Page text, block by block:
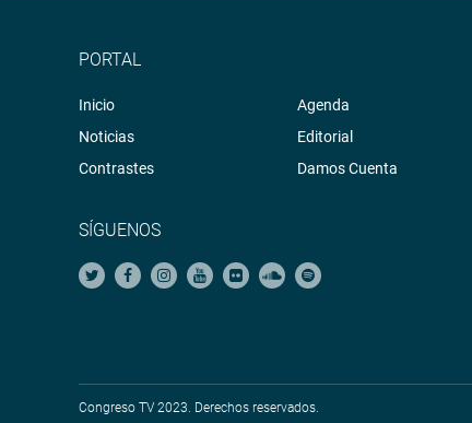
PORTAL
Inicio
Noticias
Contrastes
Agenda
Editorial
Damos Cuenta
SÍGUENOS
Congreso TV 2023. Derechos reservados.